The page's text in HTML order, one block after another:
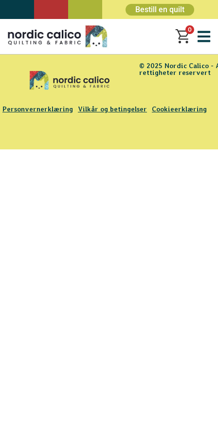
Bestill en quilt
0
© 2025 Nordic Calico -
rettigheter reservert
Personvernerklæring Vilkår og betingelser Cookieerklæring